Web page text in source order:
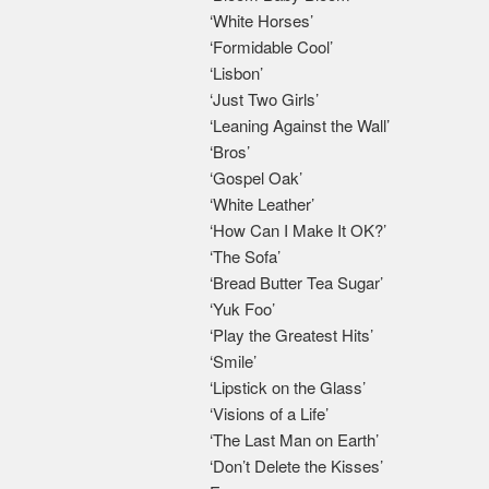
‘White Horses’
‘Formidable Cool’
‘Lisbon’
‘Just Two Girls’
‘Leaning Against the Wall’
‘Bros’
‘Gospel Oak’
‘White Leather’
‘How Can I Make It OK?’
‘The Sofa’
‘Bread Butter Tea Sugar’
‘Yuk Foo’
‘Play the Greatest Hits’
‘Smile’
‘Lipstick on the Glass’
‘Visions of a Life’
‘The Last Man on Earth’
‘Don’t Delete the Kisses’